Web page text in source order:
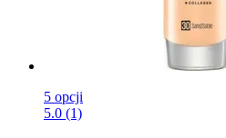
5 opcji
5.0 (1)